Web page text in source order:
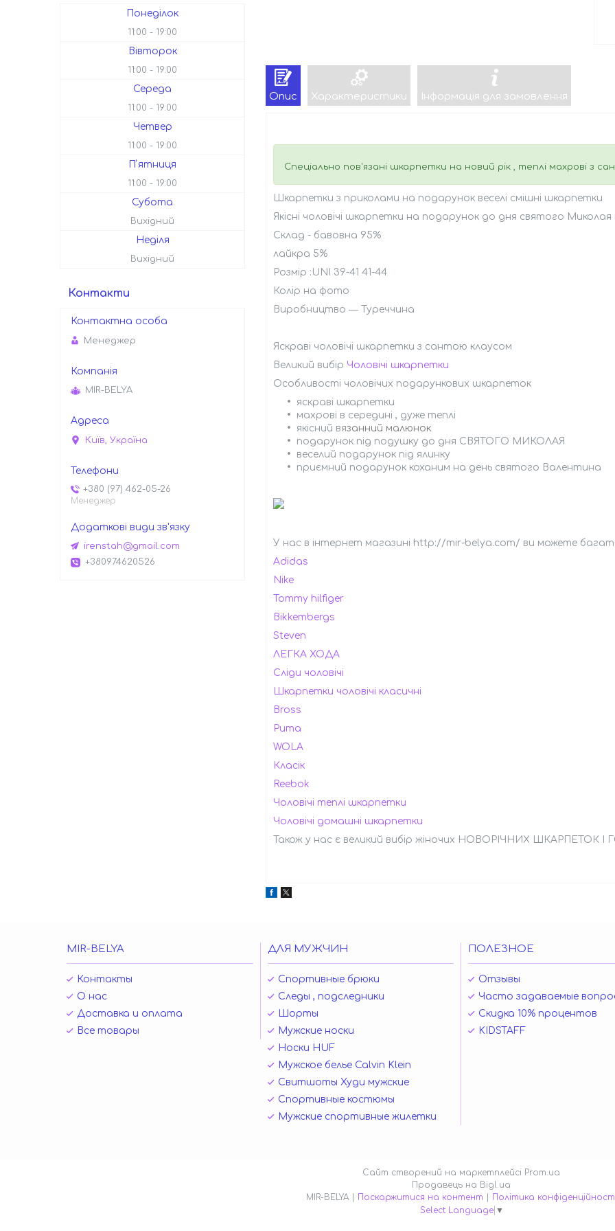
Опис Характеристики Інформація для замовлення
Спеціально пов'язані шкарпетки на новий рік , теплі махрові з
Шкарпетки з приколами на подарунок веселі смішні шкарпетки
Якісні чоловічі шкарпетки на подарунок до дня святого Миколая
Склад - бавовна 95%
лайкра 5%
Розмір :UNI 39-41 41-44
Колір на фото
Виробництво ― Туреччина
Яскраві чоловічі шкарпетки з сантою клаусом
Великий вибір Чоловічі шкарпетки
Особливості чоловічих подарункових шкарпеток
яскраві шкарпетки
махрові в середині , дуже теплі
якісний вязанний малюнок
подарунок під подушку до дня СВЯТОГО МИКОЛАЯ
веселий подарунок під ялинку
приємний подарунок коханим на день святого Валентина
У нас в інтернет магазині http://mir-belya.com/ ви можете
Adidas
Nike
Tommy hilfiger
Bikkembergs
Steven
ЛЕГКА ХОДА
Сліди чоловічі
Шкарпетки чоловічі класичні
Bross
Puma
WOLA
Класік
Reebok
Чоловічі теплі шкарпетки
Чоловічі домашні шкарпетки
Також у нас є великий вибір жіночих НОВОРІЧНИХ ШКАРПЕТОК І
Понеділок
11:00 19:00
Вівторок
11:00 19:00
Середа
11:00 19:00
Четвер
11:00 19:00
Пʼятниця
11:00 19:00
Субота
Вихідний
Неділя
Вихідний
Контакти
Менеджер
MIR-BELYA
Київ, Україна
+380 (97) 462-05-26
Менеджер
irenstah@gmail.com
+380974620526
MIR-BELYA
Контакты
О нас
Доставка и оплата
Все товары
ДЛЯ МУЖЧИН
Спортивные брюки
Следы , подследники
Шорты
Мужские носки
Носки HUF
Мужское белье Calvin Klein
Свитшоты Худи мужские
Спортивные костюмы
Мужские спортивные жилетки
ПОЛЕЗНОЕ
Отзывы
Часто задаваемые
Скидка 10% процентов
KIDSTAFF
Сайт створений на маркетплейсі Prom.ua
Продавець на Bigl.ua
Поскаржитися на контент
Політика
Select Language ▼